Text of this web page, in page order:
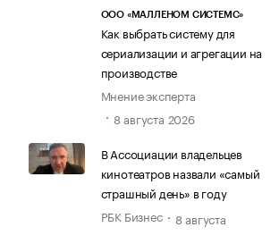
ООО «МАЛЛЕНОМ СИСТЕМС»
Как выбрать систему для
сериализации и агрегации на
производстве
Мнение эксперта
8 августа 2026
В Ассоциации владельцев
кинотеатров назвали «самый
страшный день» в году
РБК Бизнес
8 августа